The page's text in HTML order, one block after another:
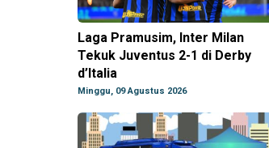
Laga Pramusim, Inter Milan
Tekuk Juventus 2-1 di Derby
d’Italia
Minggu, 09 Agustus 2026